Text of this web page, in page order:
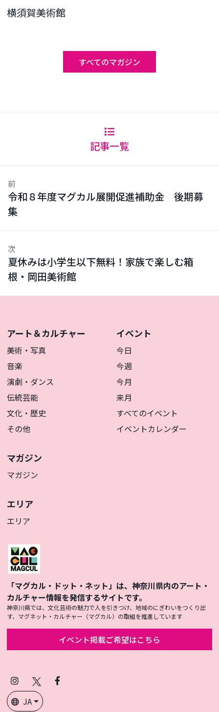
横須賀美術館
すべてのマガジン
記事一覧
前
令和８年度マグカル展開促進補助金 後期募
集
次
夏休みは小学生以下無料！家族で楽しむ箱
根・岡田美術館
アート＆カルチャー
美術・写真
音楽
演劇・ダンス
伝統芸能
文化・歴史
その他
イベント
今日
今週
今月
来月
すべてのイベント
イベントカレンダー
マガジン
マガジン
エリア
エリア
「マグカル・ドット・ネット」は、神奈川県内のアート・
カルチャー情報を発信するサイトです。
神奈川県では、文化芸術の魅力で人を引きつけ、地域のにぎわいをつくり出
す、マグネット・カルチャー（マグカル）の取組を推進しています
イベント掲載ご希望はこちら
Instagram
(Twitter)
Facebook
JA